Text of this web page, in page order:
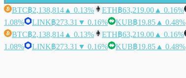
BTC฿2,138,814 ▲ 0.13% ETH฿63,219.00 ▲ 0.16%
1.08%
LINK฿273.31 ▼ 0.16% KUB฿19.85 ▲ 0.48%
BTC฿2,138,814 ▲ 0.13% ETH฿63,219.00 ▲ 0.16%
1.08%
LINK฿273.31 ▼ 0.16% KUB฿19.85 ▲ 0.48%